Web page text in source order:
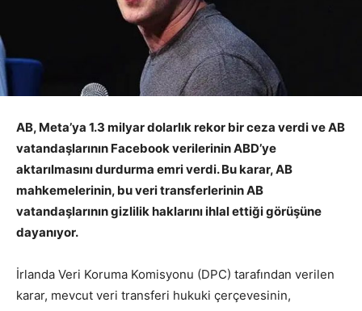
AB, Meta’ya 1.3 milyar dolarlık rekor bir ceza verdi ve AB
vatandaşlarının Facebook verilerinin ABD’ye
aktarılmasını durdurma emri verdi. Bu karar, AB
mahkemelerinin, bu veri transferlerinin AB
vatandaşlarının gizlilik haklarını ihlal ettiği görüşüne
dayanıyor.
İrlanda Veri Koruma Komisyonu (DPC) tarafından verilen
karar, mevcut veri transferi hukuki çerçevesinin,